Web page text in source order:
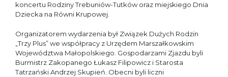
koncertu Rodziny Trebuniów-Tutków oraz miejskiego Dnia
Dziecka na Równi Krupowej.
Organizatorem wydarzenia był Związek Dużych Rodzin
„Trzy Plus” we współpracy z Urzędem Marszałkowskim
Województwa Małopolskiego. Gospodarzami Zjazdu byli
Burmistrz Zakopanego Łukasz Filipowicz i Starosta
Tatrzański Andrzej Skupień. Obecni byli liczni